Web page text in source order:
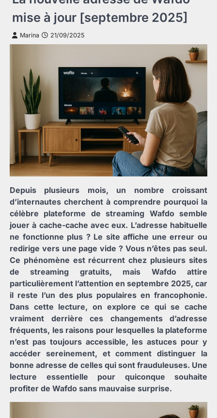
mise à jour [septembre 2025]
Marina 21/09/2025
Depuis plusieurs mois, un nombre croissant
d’internautes cherchent à comprendre pourquoi la
célèbre plateforme de streaming Wafdo semble
jouer à cache-cache avec eux. L’adresse habituelle
ne fonctionne plus ? Le site affiche une erreur ou
redirige vers une page vide ? Vous n’êtes pas seul.
Ce phénomène est récurrent chez plusieurs sites
de streaming gratuits, mais Wafdo attire
particulièrement l’attention en septembre 2025, car
il reste l’un des plus populaires en francophonie.
Dans cette lecture, on explore ce qui se cache
vraiment derrière ces changements d’adresse
fréquents, les raisons pour lesquelles la plateforme
n’est pas toujours accessible, les astuces pour y
accéder sereinement, et comment distinguer la
bonne adresse de celles qui sont frauduleuses. Une
lecture essentielle pour quiconque souhaite
profiter de Wafdo sans mauvaise surprise.